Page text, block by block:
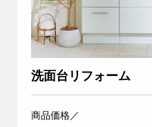
洗面台リフォーム
商品価格／